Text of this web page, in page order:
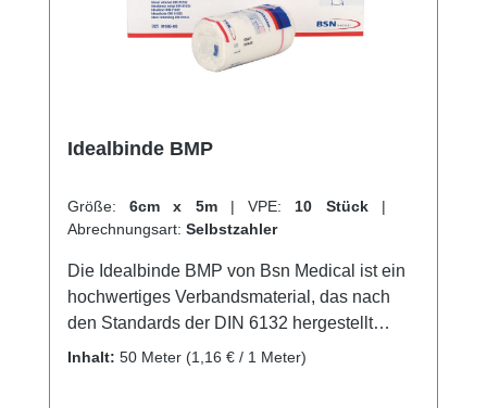
Idealbinde BMP
Größe: 6cm x 5m | VPE: 10 Stück |
Abrechnungsart: Selbstzahler
Die Idealbinde BMP von Bsn Medical ist ein
hochwertiges Verbandsmaterial, das nach
den Standards der DIN 6132 hergestellt
wurde. Sie ist luftdurchlässig, nicht
Inhalt: 50 Meter (1,16 € / 1 Meter)